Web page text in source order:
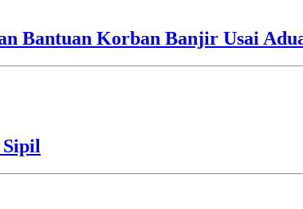
Bantuan Korban Banjir Usai
Sipil